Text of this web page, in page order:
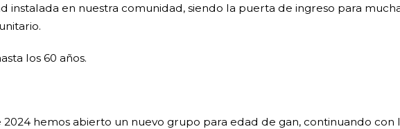
instalada en nuestra comunidad, siendo la puerta de ingreso para
los 60 años.
hemos abierto un nuevo grupo para edad de gan, continuando con